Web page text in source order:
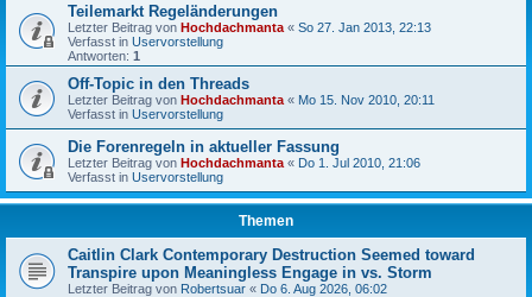
Teilemarkt Regeländerungen
Letzter Beitrag von Hochdachmanta « So 27. Jan 2013, 22:13
Verfasst in Uservorstellung
Antworten: 1
Off-Topic in den Threads
Letzter Beitrag von Hochdachmanta « Mo 15. Nov 2010, 20:11
Verfasst in Uservorstellung
Die Forenregeln in aktueller Fassung
Letzter Beitrag von Hochdachmanta « Do 1. Jul 2010, 21:06
Verfasst in Uservorstellung
Themen
Caitlin Clark Contemporary Destruction Seemed toward
Transpire upon Meaningless Engage in vs. Storm
Letzter Beitrag von Robertsuar « Do 6. Aug 2026, 06:02